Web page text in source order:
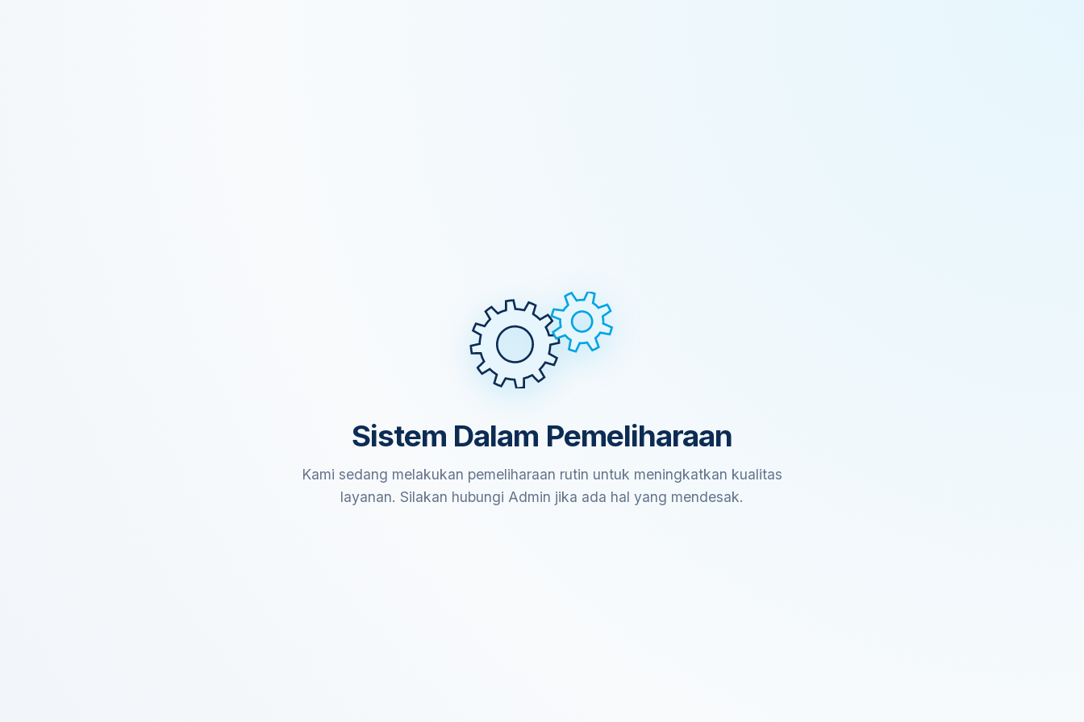
Sistem Dalam Pemeliharaan
Kami sedang melakukan pemeliharaan rutin untuk meningkatkan kualitas
layanan. Silakan hubungi Admin jika ada hal yang mendesak.